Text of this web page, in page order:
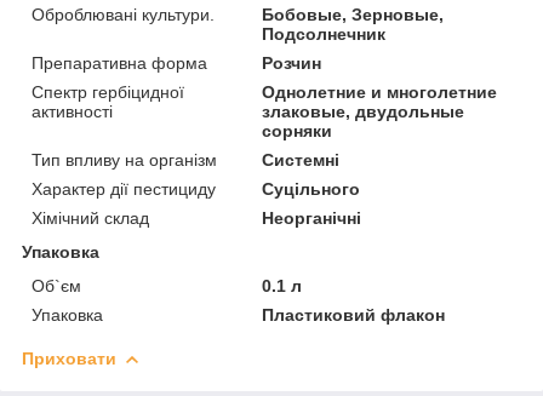
Оброблювані культури.
Бобовые, Зерновые,
Подсолнечник
Препаративна форма
Розчин
Спектр гербіцидної
активності
Однолетние и многолетние
злаковые, двудольные
сорняки
Тип впливу на організм
Системні
Характер дії пестициду
Суцільного
Хімічний склад
Неорганічні
Упаковка
Об`єм
0.1 л
Упаковка
Пластиковий флакон
Приховати